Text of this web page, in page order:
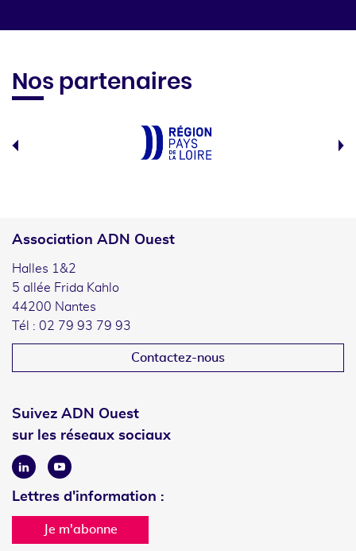
Nos partenaires
Association ADN Ouest
Halles 1&2
5 allée Frida Kahlo
44200 Nantes
Tél : 02 79 93 79 93
Contactez-nous
Suivez ADN Ouest
sur les réseaux sociaux
LinkedinYoutube
Lettres d'information :
Je m'abonne